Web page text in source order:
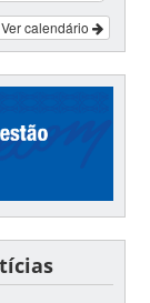
Ver calendário